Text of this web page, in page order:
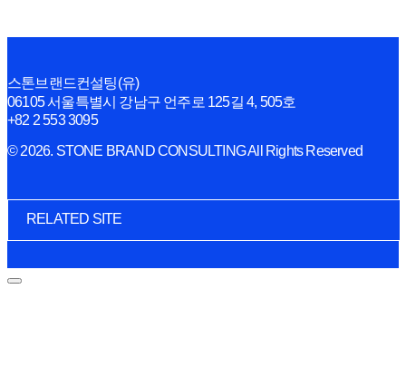
스톤브랜드컨설팅(유)
06105 서울특별시 강남구 언주로 125길 4, 505호
+82 2 553 3095
© 2026. STONE BRAND CONSULTING All Rights Reserved
RELATED SITE